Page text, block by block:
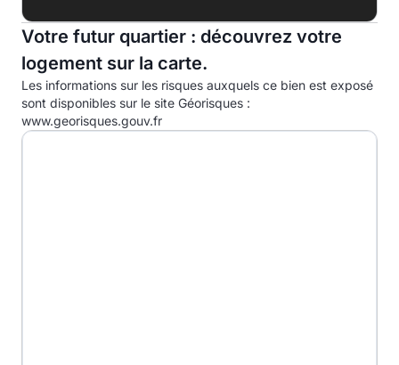
C
12.0kg eqCO2/m².an
D
E
F
Votre futur quartier : découvrez votre
logement sur la carte.
Les informations sur les risques auxquels ce bien est exposé
sont disponibles sur le site Géorisques :
www.georisques.gouv.fr